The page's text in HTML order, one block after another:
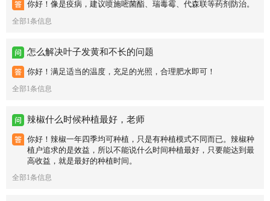
你好！像是疫病，建议喷施嘧菌酯、瑞毒霉、代森联等药剂防治。
全部1条信息
怎么解决叶子发黄和不长的问题
你好！满足适当的温度，充足的光照，合理肥水即可！
全部1条信息
辣椒什么时候种植最好，老师
你好！辣椒一年四季均可种植，只是有种植模式不同而已。辣椒种
植户追求的是效益，所以不能说什么时间种植最好，只要能达到最
高收益，就是最好的种植时间。
全部1条信息